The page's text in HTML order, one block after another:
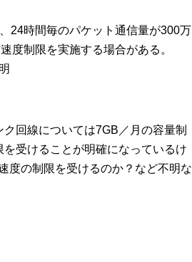
24時間毎のパケット通信量が300万
度制限を実施する場合がある。
回線については7GB／月の容量制
受けることが明確になっているけ
度の制限を受けるのか？など不明な